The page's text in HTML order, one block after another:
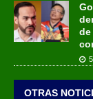
de
OTRAS